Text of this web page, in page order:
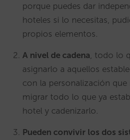
porque puedes dar
hoteles si lo necesitas,
propios elementos.
A nivel de cadena , todo lo
asignarlo a aquellos
con la personalización que
migrar todo lo que ya
hotel y cadenizarlo.
Pueden convivir los dos